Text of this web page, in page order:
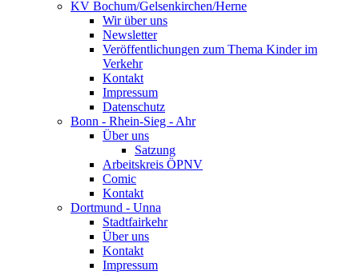
KV Bochum/Gelsenkirchen/Herne
Wir über uns
Newsletter
Veröffentlichungen zum Thema Kinder im
Verkehr
Kontakt
Impressum
Datenschutz
Bonn - Rhein-Sieg - Ahr
Über uns
Satzung
Arbeitskreis ÖPNV
Comic
Kontakt
Dortmund - Unna
Stadtfairkehr
Über uns
Kontakt
Impressum